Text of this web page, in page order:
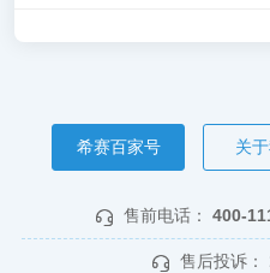
希赛百家号 关
售前电话： 400-
售后投诉：